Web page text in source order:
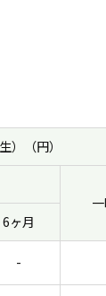
）（円）
6ヶ月
-